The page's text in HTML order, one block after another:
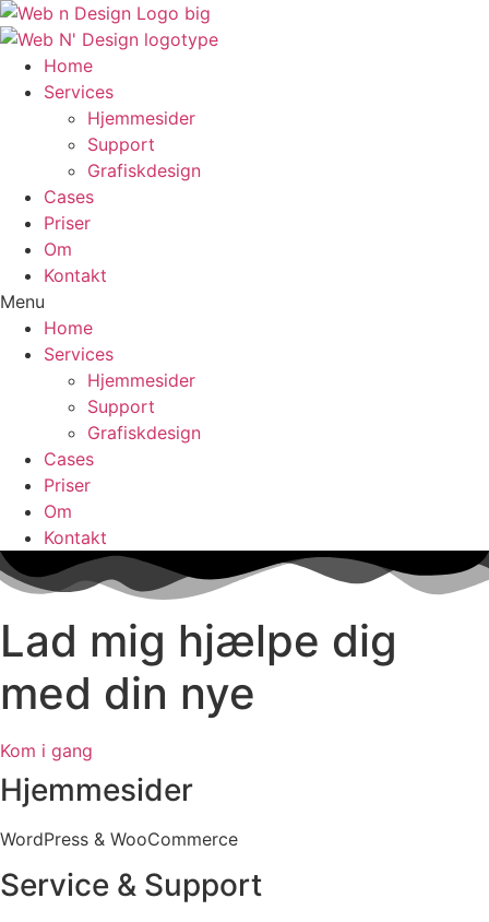
Videre
til
indholdHome
Services
Hjemmesider
Support
Grafiskdesign
Cases
Priser
Om
Kontakt
Menu
Home
Services
Hjemmesider
Support
Grafiskdesign
Cases
Priser
Om
Kontakt
Lad mig hjælpe dig
med din nye
Kom i gang
Hjemmesider
WordPress & WooCommerce
Service & Support​